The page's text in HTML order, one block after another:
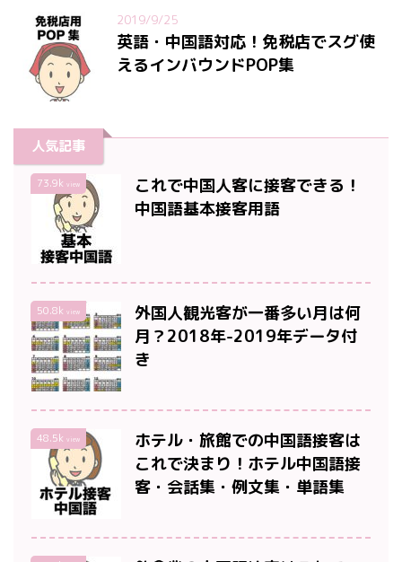
2019/9/25
英語・中国語対応！免税店でスグ使
えるインバウンドPOP集
人気記事
73.9k view
これで中国人客に接客できる！
中国語基本接客用語
50.8k view
外国人観光客が一番多い月は何
月？2018年-2019年データ付
き
48.5k view
ホテル・旅館での中国語接客は
これで決まり！ホテル中国語接
客・会話集・例文集・単語集